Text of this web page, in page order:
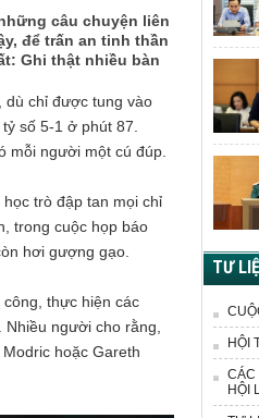
câu chuyện liên
để trấn an tinh thần
Ghi thật nhiều bàn
dù chỉ được tung vào
số 5-1 ở phút 87.
mỗi người một cú đúp.
trò đập tan mọi chỉ
trong cuộc họp báo
hơi gượng gạo.
thực hiện các
người cho rằng,
hoặc Gareth
TƯ
HỘI
CÁC
HỘI